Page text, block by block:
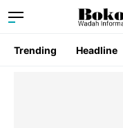
Trending Headline